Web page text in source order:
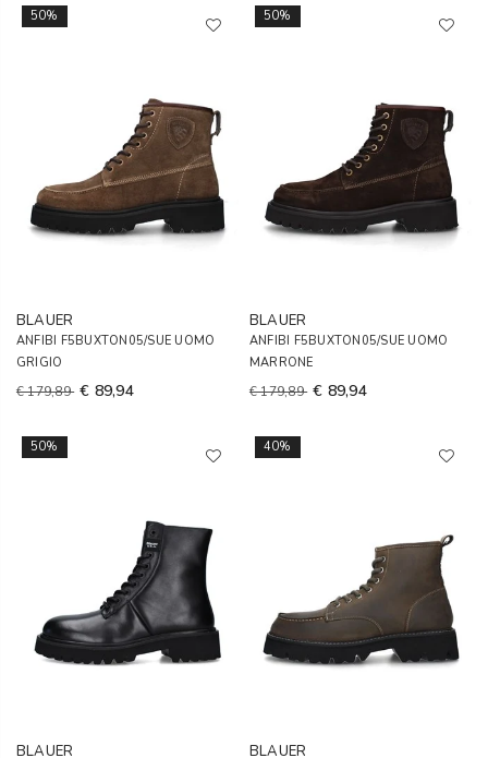
50%
BLAUER
ANFIBI F5BUXTON05/SUE UOMO
GRIGIO
€ 179,89 € 89,94
50%
BLAUER
ANFIBI F5BUXTON05/SUE UOMO
MARRONE
€ 179,89 € 89,94
50%
BLAUER
40%
BLAUER